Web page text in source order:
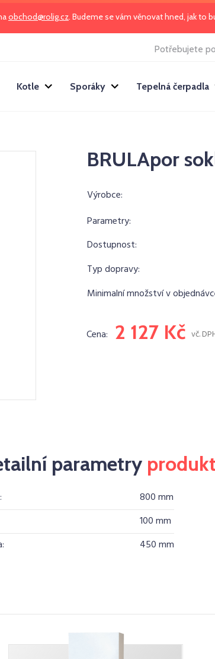
obchod@rolig.cz. Budeme se vám věnovat hned, jak to
Potřebujete
Kotle Sporáky Tepelná čerpadla
BRULApor
Výrobce:
Parametry:
Dostupnost:
Typ dopravy:
Minimalní množství v
Cena: 2 127 Kč vč.
parametry
800 mm
100 mm
450 mm